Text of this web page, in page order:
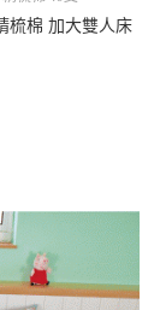
梳棉 加大雙人床